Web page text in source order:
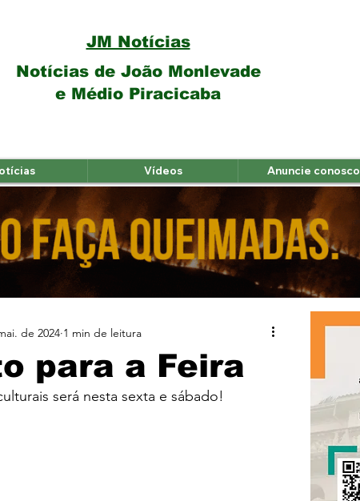
Notícias de João Monlevade
e Médio Piracicaba
JM Notícias
Vídeos Anuncie conosco
para a Feira
de 2024 1 min de leitura
será nesta sexta e sábado!